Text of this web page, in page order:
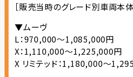
［販売当時のグレード別車両本
▼ムーヴ
L：970,000～1,085,000円
X：1,110,000～1,225,000円
X リミテッド：1,180,000～